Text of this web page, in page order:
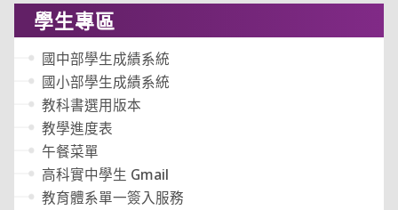
學生專區
國中部學生成績系統
國小部學生成績系統
教科書選用版本
教學進度表
午餐菜單
高科實中學生 Gmail
教育體系單一簽入服務